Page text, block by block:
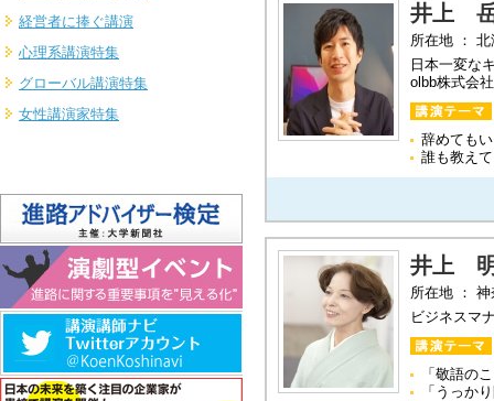
経営者に捧ぐ講演
心理系講演特集
グローバル講演特集
女性講演家特集
井上
所在地 ：
日本一変な
olbb株式会
辞めても
誰も教え
井上
所在地 ：
ビジネスマ
「敬語の
「うっか